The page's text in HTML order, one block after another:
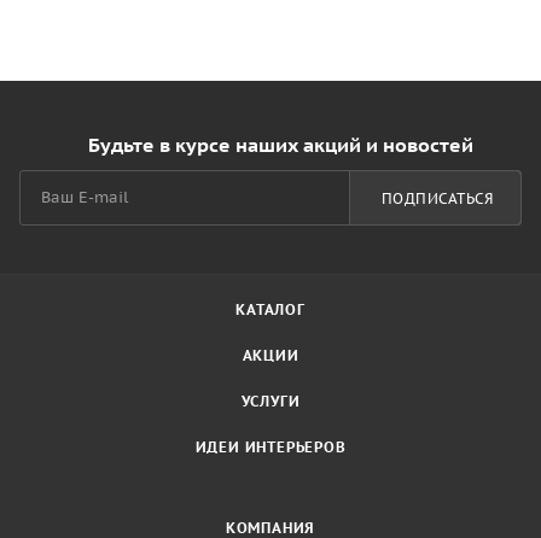
Будьте в курсе наших акций и новостей
ПОДПИСАТЬСЯ
КАТАЛОГ
АКЦИИ
УСЛУГИ
ИДЕИ ИНТЕРЬЕРОВ
КОМПАНИЯ